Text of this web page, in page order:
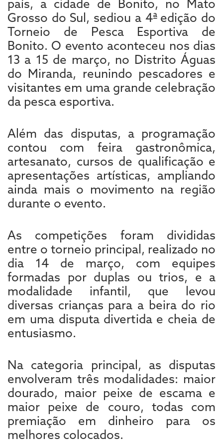
país, a cidade de Bonito, no Mato
Grosso do Sul, sediou a 4ª edição do
Torneio de Pesca Esportiva de
Bonito. O evento aconteceu nos dias
13 a 15 de março, no Distrito Águas
do Miranda, reunindo pescadores e
visitantes em uma grande celebração
da pesca esportiva.
Além das disputas, a programação
contou com feira gastronômica,
artesanato, cursos de qualificação e
apresentações artísticas, ampliando
ainda mais o movimento na região
durante o evento.
As competições foram divididas
entre o torneio principal, realizado no
dia 14 de março, com equipes
formadas por duplas ou trios, e a
modalidade infantil, que levou
diversas crianças para a beira do rio
em uma disputa divertida e cheia de
entusiasmo.
Na categoria principal, as disputas
envolveram três modalidades: maior
dourado, maior peixe de escama e
maior peixe de couro, todas com
premiação em dinheiro para os
melhores colocados.